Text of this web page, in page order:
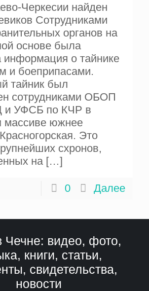
Черкесии найден
Сотрудниками
органов на
основе была
информация о тайнике
и боеприпасами.
тайник был
сотрудниками ОБОП
УФСБ по КЧР в
массиве южнее
Это
схронов,
на […]
0 Далее
Чечне: видео, фото,
книги, статьи,
свидетельства,
новости